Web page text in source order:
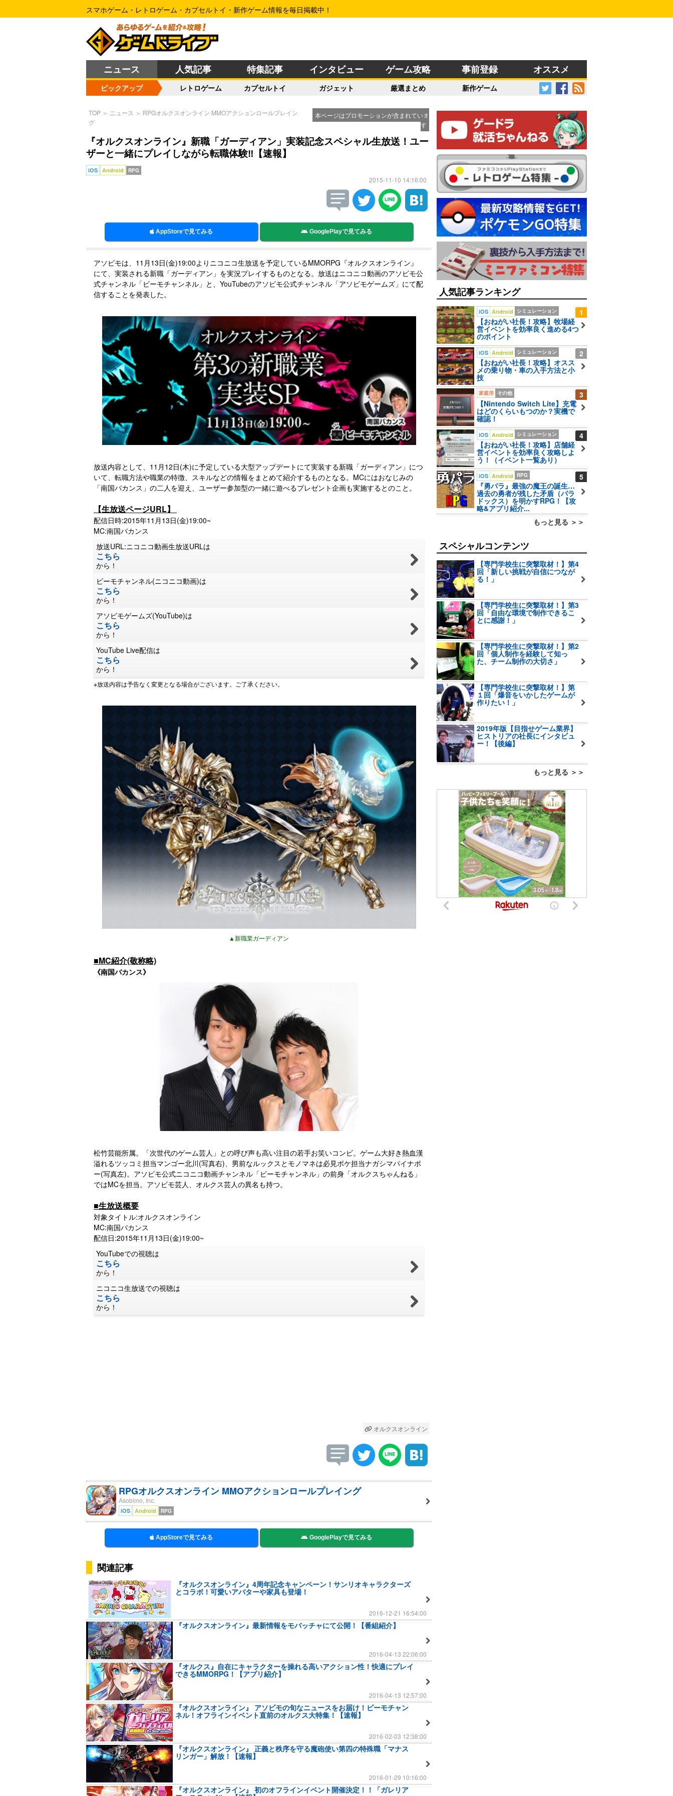
スマホゲーム・レトロゲーム・カプセルトイ・新作ゲーム情報を毎日掲載中！
ニュース 人気記事 特集記事 インタビュー ゲーム攻略 事前登録 オススメ
ピックアップ レトロゲーム カプセルトイ ガジェット 厳選まとめ 新作ゲーム
本ページはプロモーションが含まれていま
す
TOP ＞ ニュース ＞ RPGオルクスオンライン MMOアクションロールプレイン
グ
『オルクスオンライン』新職「ガーディアン」実装記念スペシャル生放送！ユー
ザーと一緒にプレイしながら転職体験‼【速報】
iOS Android RPG
2015-11-10 14:16:00
AppStoreで見てみる GooglePlayで見てみる
アソビモは、11 月 13日(金)19:00よりニコニコ生放送を予定しているMMORPG『オルクスオンライン』
にて、実装される新職「ガーディアン」を実況プレイするものとなる。放送はニコニコ動画のアソビモ公
式チャンネル「ビーモチャンネル」と、YouTubeのアソビモ公式チャンネル「アソビモゲームズ」にて配
信することを発表した。
放送内容として、11月12日(木)に予定している大型アップデートにて実装する新職「ガーディアン」につ
いて、転職方法や職業の特徴、スキルなどの情報をまとめて紹介するものとなる。MCにはおなじみの
「南国バカンス」の二人を迎え、ユーザー参加型の一緒に遊べるプレゼント企画も実施するとのこと。
【生放送ページURL】
配信日時:2015年11月13日(金)19:00~
MC:南国バカンス
放送URL:ニコニコ動画生放送URLは
こちら
から！
ビーモチャンネル(ニコニコ動画)は
こちら
から！
アソビモゲームズ(YouTube)は
こちら
から！
YouTube Live配信は
こちら
から！
※放送内容は予告なく変更となる場合がございます。ご了承ください。
▲新職業ガーディアン
■MC紹介(敬称略)
《南国バカンス》
松竹芸能所属。「次世代のゲーム芸人」との呼び声も高い注目の若手お笑いコンビ。ゲーム大好き熱血漢
溢れるツッコミ担当マンゴー北川(写真右)、男前なルックスとモノマネは必見ボケ担当ナガシマパイナポ
ー(写真左)。アソビモ公式ニコニコ動画チャンネル「ビーモチャンネル」の前身「オルクスちゃんねる」
ではMCを担当。アソビモ芸人、オルクス芸人の異名も持つ。
■生放送概要
対象タイトル:オルクスオンライン
MC:南国バカンス
配信日:2015年11月13日(金)19:00~
YouTubeでの視聴は
こちら
から！
ニコニコ生放送での視聴は
こちら
から！
オルクスオンライン
RPGオルクスオンライン MMOアクションロールプレイング
Asobimo, Inc.
iOS Android RPG
AppStoreで見てみる GooglePlayで見てみる
関連記事
『オルクスオンライン』4周年記念キャンペーン！サンリオキャラクターズ
とコラボ！可愛いアバターや家具も登場！
2016-12-21 16:54:00
『オルクスオンライン』最新情報をモバッチャにて公開！【番組紹介】
2016-04-13 22:06:00
『オルクス』自在にキャラクターを操れる高いアクション性！快適にプレイ
できるMMORPG！【アプリ紹介】
2016-04-13 12:57:00
『オルクスオンライン』 アソビモの旬なニュースをお届け！ビーモチャン
ネル！オフラインイベント直前のオルクス大特集！【速報】
2016-02-03 12:38:00
『オルクスオンライン』 正義と秩序を守る魔砲使い第四の特殊職「マナス
リンガー」解放！【速報】
2016-01-29 10:16:00
『オルクスオンライン』 初のオフラインイベント開催決定！！「ガレリア
人気記事ランキング
1
iOS Android シミュレーション
【おねがい社長！攻略】牧場経
営イベントを効率良く進める4つ
のポイント
2
iOS Android シミュレーション
【おねがい社長！攻略】オスス
メの乗り物・車の入手方法と小
技
3
家庭用 その他
【Nintendo Switch Lite】充電
はどのくらいもつのか？実機で
確認！
4
iOS Android シミュレーション
【おねがい社長！攻略】店舗経
営イベントを効率良く攻略しよ
う！（イベント一覧あり）
5
iOS Android RPG
『勇パラ』最強の魔王の誕生…
過去の勇者が残した矛盾（パラ
ドックス）を明かすRPG！【攻
略&アプリ紹介...
もっと見る ＞＞
スペシャルコンテンツ
【専門学校生に突撃取材！】第4
回「新しい挑戦が自信につなが
る！」
【専門学校生に突撃取材！】第3
回「自由な環境で制作できるこ
とに感謝！」
【専門学校生に突撃取材！】第2
回「個人制作を経験して知っ
た、チーム制作の大切さ」
【専門学校生に突撃取材！】第
１回「爆音をいかしたゲームが
作りたい！」
2019年版【目指せゲーム業界】
ヒストリアの社長にインタビュ
ー！【後編】
もっと見る ＞＞